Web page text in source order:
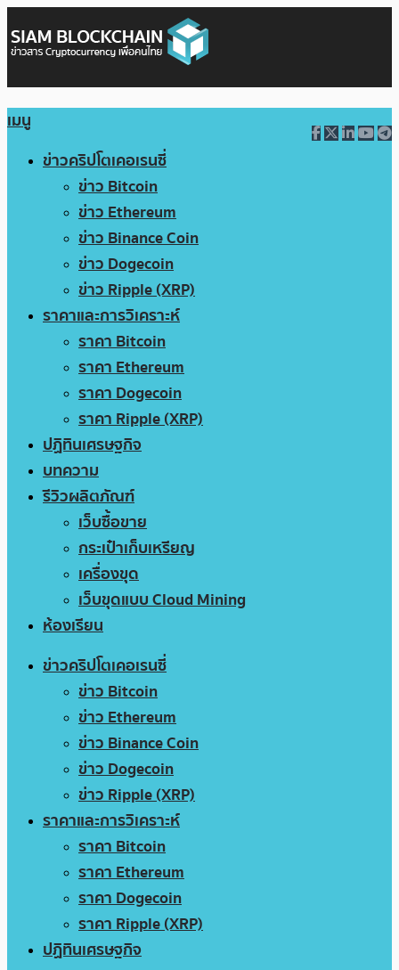
เมนู
ข่าวคริปโตเคอเรนซี่
ข่าว Bitcoin
ข่าว Ethereum
ข่าว Binance Coin
ข่าว Dogecoin
ข่าว Ripple (XRP)
ราคาและการวิเคราะห์
ราคา Bitcoin
ราคา Ethereum
ราคา Dogecoin
ราคา Ripple (XRP)
ปฏิทินเศรษฐกิจ
บทความ
รีวิวผลิตภัณฑ์
เว็บซื้อขาย
กระเป๋าเก็บเหรียญ
เครื่องขุด
เว็บขุดแบบ Cloud Mining
ห้องเรียน
ข่าวคริปโตเคอเรนซี่
ข่าว Bitcoin
ข่าว Ethereum
ข่าว Binance Coin
ข่าว Dogecoin
ข่าว Ripple (XRP)
ราคาและการวิเคราะห์
ราคา Bitcoin
ราคา Ethereum
ราคา Dogecoin
ราคา Ripple (XRP)
ปฏิทินเศรษฐกิจ